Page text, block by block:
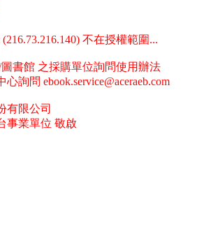
不在授權範圍...
書館 之採購單位詢問使用辦法
詢問 ebook.service@aceraeb.com
有限公司
事業單位 敬啟